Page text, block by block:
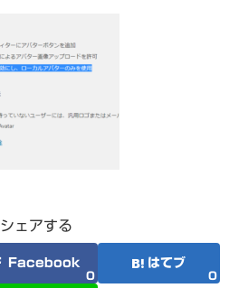
シェアする
Facebook
0
はてブ
0